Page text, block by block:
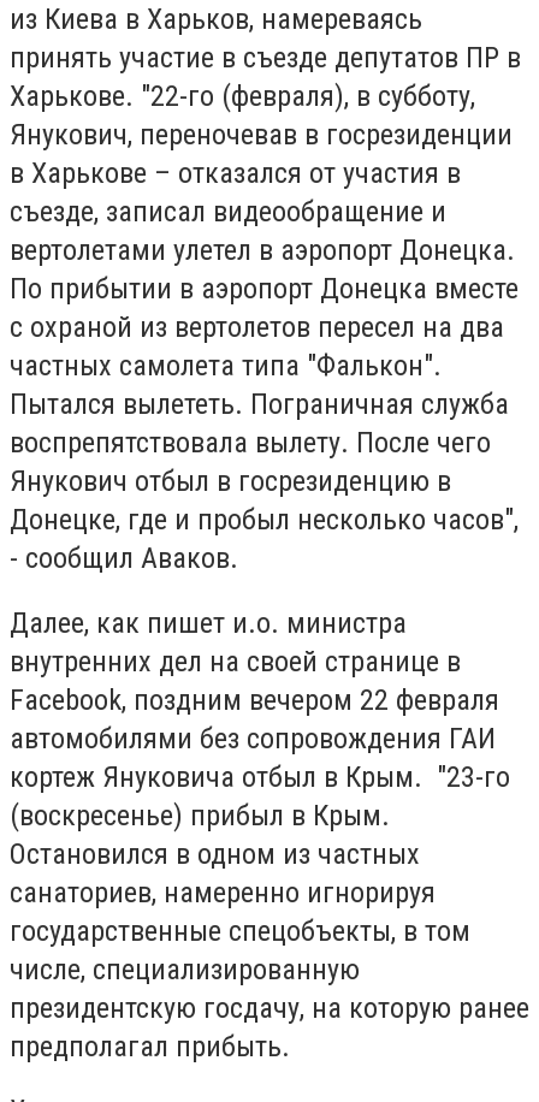
из Киева в Харьков, намереваясь
принять участие в съезде депутатов ПР в
Харькове. "22-го (февраля), в субботу,
Янукович, переночевав в госрезиденции
в Харькове – отказался от участия в
съезде, записал видеообращение и
вертолетами улетел в аэропорт Донецка.
По прибытии в аэропорт Донецка вместе
с охраной из вертолетов пересел на два
частных самолета типа "Фалькон".
Пытался вылететь. Пограничная служба
воспрепятствовала вылету. После чего
Янукович отбыл в госрезиденцию в
Донецке, где и пробыл несколько часов",
- сообщил Аваков.
Далее, как пишет и.о. министра
внутренних дел на своей странице в
Facebook, поздним вечером 22 февраля
автомобилями без сопровождения ГАИ
кортеж Януковича отбыл в Крым. "23-го
(воскресенье) прибыл в Крым.
Остановился в одном из частных
санаториев, намеренно игнорируя
государственные спецобъекты, в том
числе, специализированную
президентскую госдачу, на которую ранее
предполагал прибыть.